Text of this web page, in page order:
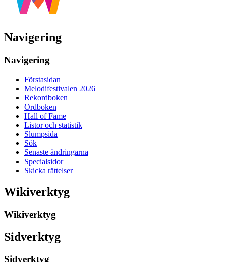
Navigering
Navigering
Förstasidan
Melodifestivalen 2026
Rekordboken
Ordboken
Hall of Fame
Listor och statistik
Slumpsida
Sök
Senaste ändringarna
Specialsidor
Skicka rättelser
Wikiverktyg
Wikiverktyg
Sidverktyg
Sidverktyg